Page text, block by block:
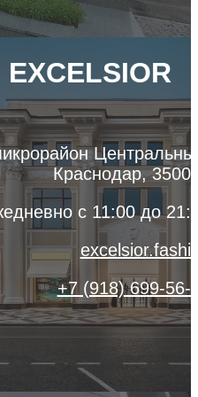
EXCELSIOR
Краснодар,
с 11:00 до
+7 (918) 699-56-